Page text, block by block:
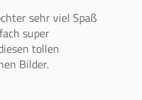
sehr viel Spaß
super
tollen
Bilder.